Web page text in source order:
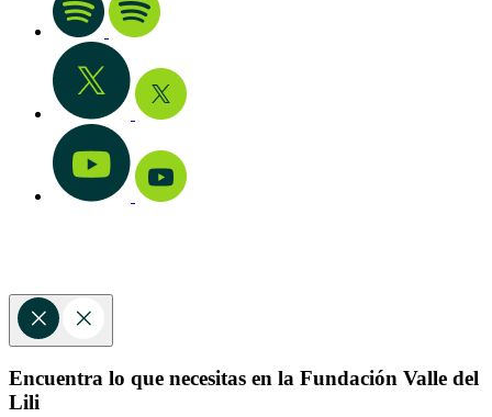
Encuentra lo que necesitas en la Fundación Valle del
Lili